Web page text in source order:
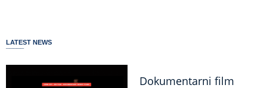
LATEST NEWS
Dokumentarni film